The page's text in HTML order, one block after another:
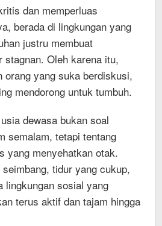
dan memperluas
berada di lingkungan yang
justru membuat
stagnan. Oleh karena itu,
orang yang suka berdiskusi,
mendorong untuk tumbuh.
dewasa bukan soal
semalam, tetapi tentang
yang menyehatkan otak.
tidur yang cukup,
lingkungan sosial yang
terus aktif dan tajam hingga